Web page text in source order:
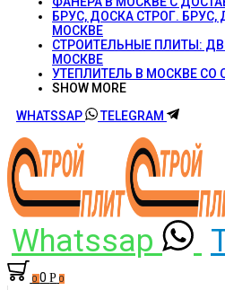
БРУС, ДОСКА СТРОГ. БРУС,
МОСКВЕ
СТРОИТЕЛЬНЫЕ ПЛИТЫ:
МОСКВЕ
УТЕПЛИТЕЛЬ В МОСКВЕ СО
SHOW MORE
WHATSSAP
TELEGRAM
Whatssap
00Р 0